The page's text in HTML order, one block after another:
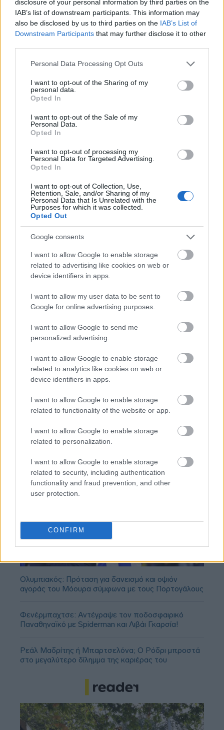
disclosure of your personal information by third parties on the
IAB’s list of downstream participants. This information may
also be disclosed by us to third parties on the IAB’s List of
Downstream Participants that may further disclose it to other
Please note that this website/app uses one or more Google
not limited to your visit or usage behaviour. You may click to
grant or deny consent to Google and its third-party tags to
use your data for below specified purposes in below Google
consent section.
Personal Data Processing Opt Outs
I want to opt-out of the Sharing of my
personal data.
Opted In
I want to opt-out of the Sale of my
Personal Data.
Opted In
I want to opt-out of processing my
Personal Data for Targeted Advertising.
Opted In
I want to opt-out of Collection, Use,
Retention, Sale, and/or Sharing of my
Personal Data that Is Unrelated with the
Purposes for which it was collected.
Opted Out
Google consents
I want to allow Google to enable storage
related to advertising like cookies on web or
device identifiers in apps.
I want to allow my user data to be sent to
Google for online advertising purposes.
I want to allow Google to send me
personalized advertising.
I want to allow Google to enable storage
related to analytics like cookies on web or
device identifiers in apps.
I want to allow Google to enable storage
related to functionality of the website or app.
I want to allow Google to enable storage
related to personalization.
I want to allow Google to enable storage
related to security, including authentication
functionality and fraud prevention, and other
user protection.
CONFIRM
Διαβάζονται αυτή τη στιγμή
Πυρόπληκτοι: Ποιοι δικαιούνται έως 6.000 ευρώ,
επιδότηση ενοικίου και στεγαστική συνδρομή
Τρίτη χρονιά με διεθνές ρεκόρ εσόδων για τη
Ρεάλ Μαδρίτης - «Κλειδί» το γήπεδο
Πώς μπορείτε να βγείτε νωρίτερα στη σύνταξη
TAGS: ΟΟΣΑ Επιτόκια Πληθωρισμός
Μέση Ανατολή
Ανάπτυξη
BEST OFINTERNET
Ολυμπιακός: Πρόταση για δανεισμό και οψιόν
αγοράς του Μόουρα σύμφωνα με τους Πορτογάλους
Φενέρμπαχτσε: Αντέγραψε τον ποδοσφαιρικό
Παναθηναϊκό με Spiderman και Λιβάι Γκαρσία!
Ρεάλ Μαδρίτης ή Μπαρτσελόνα; Ο Ρόδρι μπροστά
στο μεγαλύτερο δίλημμα της καριέρας του